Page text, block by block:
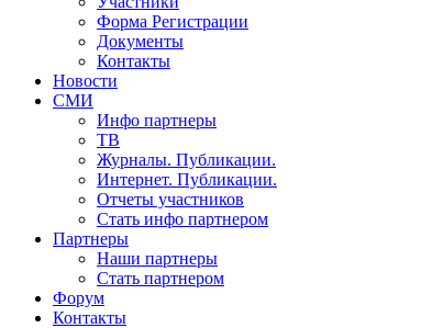
Форма Регистрации
Документы
Контакты
Новости
СМИ
Инфо партнеры
ТВ
Журналы. Публикации.
Интернет. Публикации.
Отчеты участников
Стать инфо партнером
Партнеры
Наши партнеры
Стать партнером
Форум
Контакты